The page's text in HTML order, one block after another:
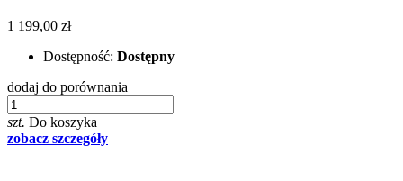
1 199,00 zł
Dostępność: Dostępny
dodaj do porównania
szt. Do koszyka
zobacz szczegóły